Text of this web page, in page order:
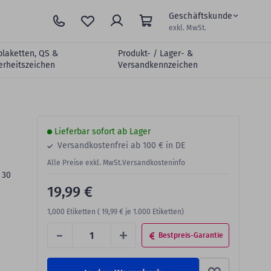
Geschäftskunde
exkl. MwSt.
QS &
Produkt- / Lager- &
Versandkennzeichen
Lieferbar sofort ab Lager
Versandkostenfrei ab 100 € in DE
Alle Preise exkl. MwSt.Versandkosteninfo
- + Bestpreis-Garantie
19,99 €
1,000 Etiketten ( 19,99 € je 1.000 Etiketten)